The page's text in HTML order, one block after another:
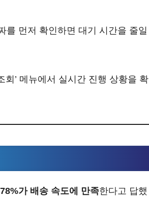
를 먼저 확인하면 대기 시간을 줄일
’ 메뉴에서 실시간 진행 상황을 확
가 배송 속도에 만족한다고 답했